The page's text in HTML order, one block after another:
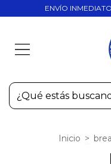
ENVÍO
Inicio >